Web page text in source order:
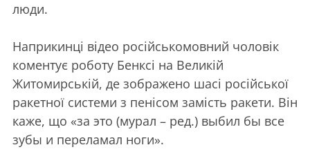
люди.
Наприкинці відео російськомовний чоловік
коментує роботу Бенксі на Великій
Житомирській, де зображено шасі російської
ракетної системи з пенісом замість ракети. Він
каже, що «за это (мурал – ред.) выбил бы все
зубы и переламал ноги».